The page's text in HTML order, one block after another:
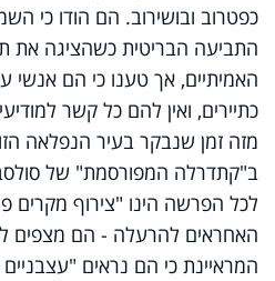
כפטרוב ובושירוב. הם הודו כי
התביעה הבריטית כשהציגה את
האמיתיים, אך טענו כי הם אנשי
כתיירים, ואין להם כל קשר
מזה זמן שנבקר בעיר הנפלאה
ב"קתדרלה המפורסמת" של
לכל הפרשה הינו "צירוף מקרים
האחראים להרעלה - הם מצפים
המראיינת כי הם נראים